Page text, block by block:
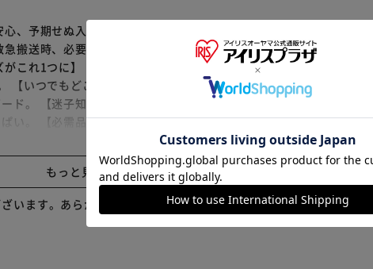
、予期せぬ入院時にも慌てない！「入院に備える2wayバッグ」。
搬送時、必要な物や薬の場所が家族に伝わらない。あれ取って！を
これ1つに】 スマホやメガネなどの必需品。日用品やパジャマ、下
【いつでもどこでも開け閉め簡単】 開口部はスナップボタン式。い
ド。 【迷子知らずで機能的な8ポケット】 内側・外側合計8個のポ
い。 【必需品が定位置に！外側ポケット】 アルミ蒸着シート式ボト
物＆スマホ充電ポケット。 【充電したまま、スマホをポケットに】
コードを止める面ファスナー式のストッパーも！ 【細々した物を忍
りかけをINできるポケット。底板裏面には貴重品を隠せるポケット
ベッドフレームに簡単取り付け】 両サイドの面ファスナーベルト
ルダーとしても。 （※2）普段使いの際には、ベルトを鍵や小物を
【見せたくない物もそっと目隠し】 サッと隠せる目隠しフラップ。下
もっと見る
います。あらかじめご了承ください。
※ご確認ください